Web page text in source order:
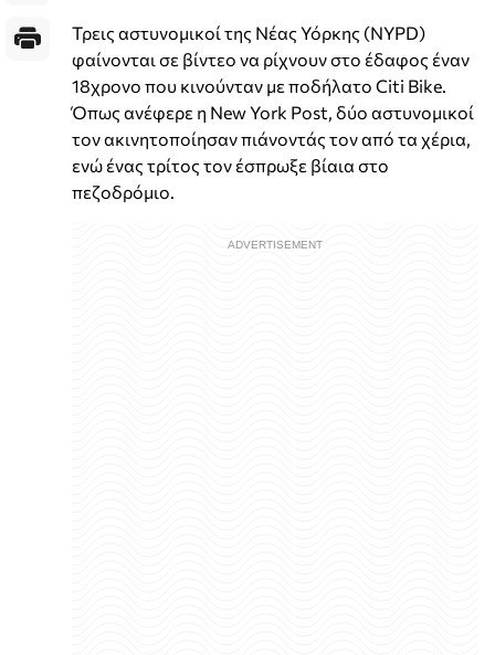
Τρεις αστυνομικοί της Νέας Υόρκης (NYPD)
φαίνονται σε βίντεο να ρίχνουν στο έδαφος έναν
18χρονο που κινούνταν με ποδήλατο Citi Bike.
Όπως ανέφερε η New York Post, δύο αστυνομικοί
τον ακινητοποίησαν πιάνοντάς τον από τα χέρια,
ενώ ένας τρίτος τον έσπρωξε βίαια στο
πεζοδρόμιο.